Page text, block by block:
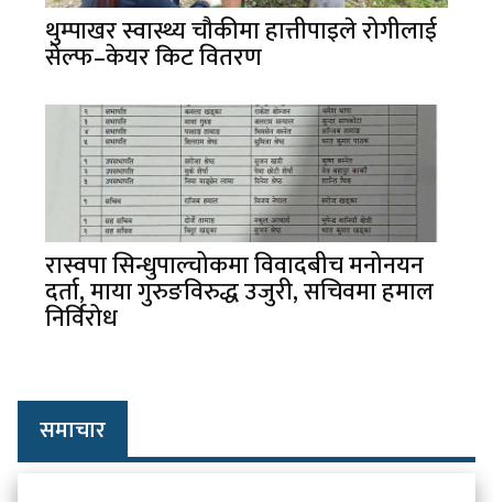
थुम्पाखर स्वास्थ्य चौकीमा हात्तीपाइले रोगीलाई
सेल्फ–केयर किट वितरण
रास्वपा सिन्धुपाल्चोकमा विवादबीच मनोनयन
दर्ता, माया गुरुङविरुद्ध उजुरी, सचिवमा हमाल
निर्विरोध
समाचार